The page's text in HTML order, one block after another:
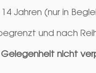
14 Jahren (nur in
und nach
Gelegenheit nicht